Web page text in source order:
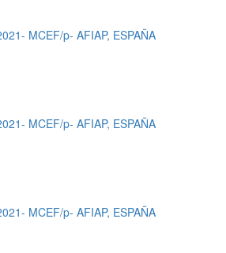
MCEF/p- AFIAP, ESPAÑA
MCEF/p- AFIAP, ESPAÑA
MCEF/p- AFIAP, ESPAÑA